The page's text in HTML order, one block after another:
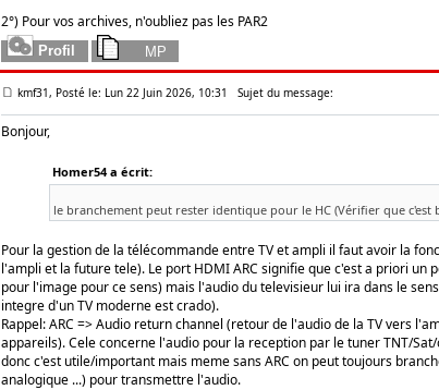
2°) Pour vos archives, n'oubliez pas les PAR2
kmf31, Posté le: Lun 22 Juin 2026, 10:31 Sujet du message:
Bonjour,
Homer54 a écrit:
le branchement peut rester identique pour le HC (Vérifier que c'est
Pour la gestion de la télécommande entre TV et ampli il faut avoir la
l'ampli et la future tele). Le port HDMI ARC signifie que c'est a priori
pour l'image pour ce sens) mais l'audio du televisieur lui ira dans le
integre d'un TV moderne est crado).
Rappel: ARC => Audio return channel (retour de l'audio de la TV vers
appareils). Cele concerne l'audio pour la reception par le tuner TNT/
donc c'est utile/important mais meme sans ARC on peut toujours
analogique ...) pour transmettre l'audio.